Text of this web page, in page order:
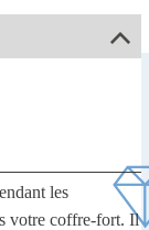
les
votre coffre-fort. Il